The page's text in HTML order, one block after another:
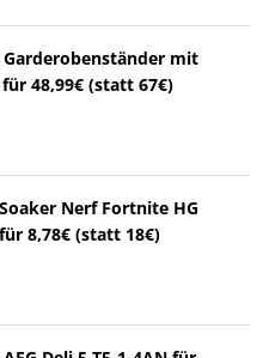
Garderobenständer mit
48,99€ (statt 67€)
Nerf Fortnite HG
8,78€ (statt 18€)